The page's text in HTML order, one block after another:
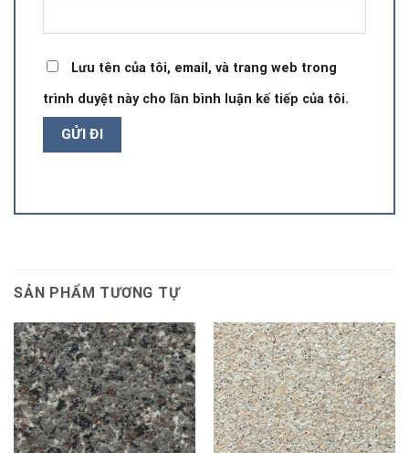
Lưu tên của tôi, email, và trang web trong
trình duyệt này cho lần bình luận kế tiếp của tôi.
SẢN PHẨM TƯƠNG TỰ